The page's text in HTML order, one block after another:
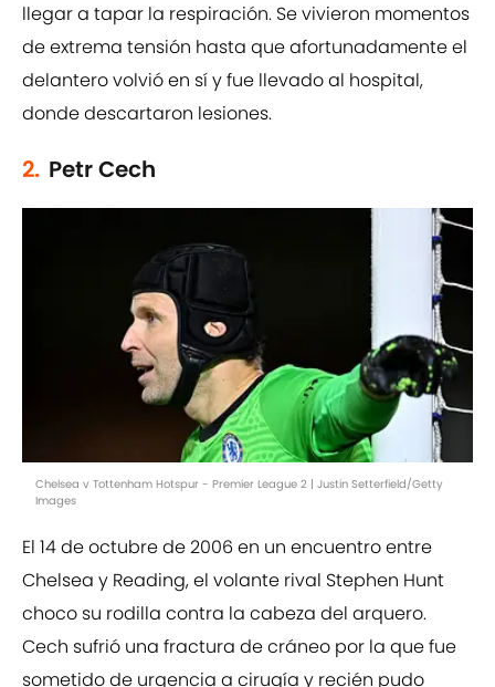
llegar a tapar la respiración. Se vivieron momentos
de extrema tensión hasta que afortunadamente el
delantero volvió en sí y fue llevado al hospital,
donde descartaron lesiones.
2. Petr Cech
Chelsea v Tottenham Hotspur - Premier League 2 | Justin Setterfield/Getty
Images
El 14 de octubre de 2006 en un encuentro entre
Chelsea y Reading, el volante rival Stephen Hunt
choco su rodilla contra la cabeza del arquero.
Cech sufrió una fractura de cráneo por la que fue
sometido de urgencia a cirugía y recién pudo